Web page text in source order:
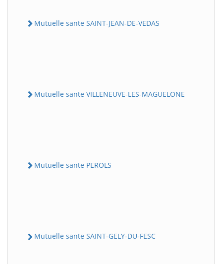
Mutuelle sante SAINT-JEAN-DE-VEDAS
Mutuelle sante VILLENEUVE-LES-MAGUELONE
Mutuelle sante PEROLS
Mutuelle sante SAINT-GELY-DU-FESC